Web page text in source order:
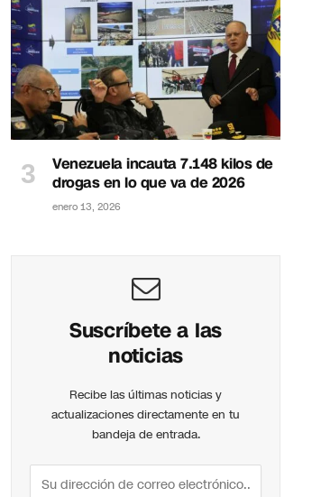
Venezuela incauta 7.148 kilos de
drogas en lo que va de 2026
enero 13, 2026
Suscríbete a las
noticias
Recibe las últimas noticias y
actualizaciones directamente en tu
bandeja de entrada.